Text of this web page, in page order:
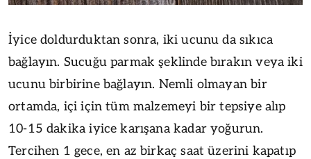
İyice doldurduktan sonra, iki ucunu da sıkıca
bağlayın. Sucuğu parmak şeklinde bırakın veya iki
ucunu birbirine bağlayın. Nemli olmayan bir
ortamda, içi için tüm malzemeyi bir tepsiye alıp
10-15 dakika iyice karışana kadar yoğurun.
Tercihen 1 gece, en az birkaç saat üzerini kapatıp